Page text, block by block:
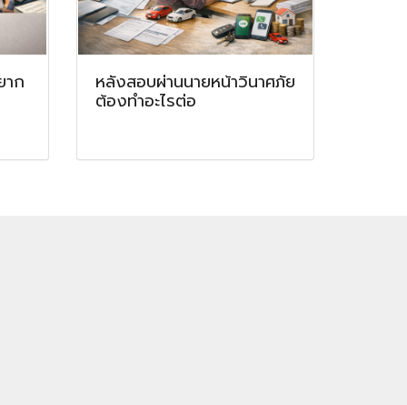
าก หลังสอบผ่านนายหน้าวินาศภัย
ต้องทำอะไรต่อ